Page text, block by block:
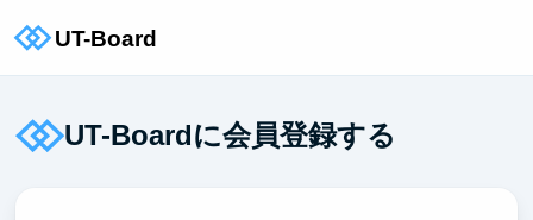
UT-Boardに会員登録する